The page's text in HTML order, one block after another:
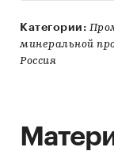
Категории:
минеральной
Россия